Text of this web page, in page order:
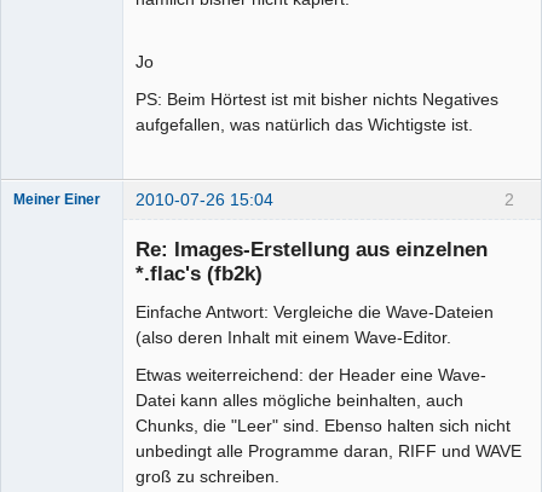
Jo
PS: Beim Hörtest ist mit bisher nichts Negatives
aufgefallen, was natürlich das Wichtigste ist.
2
Meiner Einer 2010-07-26 15:04
Re: Images-Erstellung aus einzelnen
*.flac's (fb2k)
Einfache Antwort: Vergleiche die Wave-Dateien
(also deren Inhalt mit einem Wave-Editor.
Etwas weiterreichend: der Header eine Wave-
Datei kann alles mögliche beinhalten, auch
Chunks, die "Leer" sind. Ebenso halten sich nicht
unbedingt alle Programme daran, RIFF und WAVE
groß zu schreiben.